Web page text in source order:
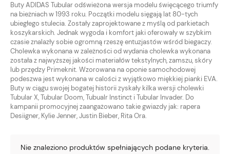
Buty ADIDAS Tubular odświeżona wersja modelu święcącego triumfy
na bieżniach w 1993 roku. Początki modelu sięgają lat 80-tych
ubiegłego stulecia. Zostały zaprojektowane z myślą od parkietach
koszykarskich. Jednak wygoda i komfort jaki oferowały w szybkim
czasie znalazły sobie ogromną rzeszę entuzjastów wśród biegaczy.
Cholewka wykonana w zależności od wydania cholewka wykonana
została z najwyższej jakości materiałów tekstylnych, zamszu, skóry
lub przędzy Primeknit. Wzorowana na oponie samochodowej
podeszwa jest wykonana w calości z wyjątkowo miękkiej pianki EVA.
Buty w ciągu swojej bogatej historii zyskały kilka wersji cholewki
Tubular X, Tubular Doom, Tubualr Instinct i Tubular Invader. Do
kampanii promocyjnej zaangażowano takie gwiazdy jak: rapera
Desiigner, Kylie Jenner, Justin Bieber, Rita Ora.
Nie znaleziono produktów spełniających podane kryteria.